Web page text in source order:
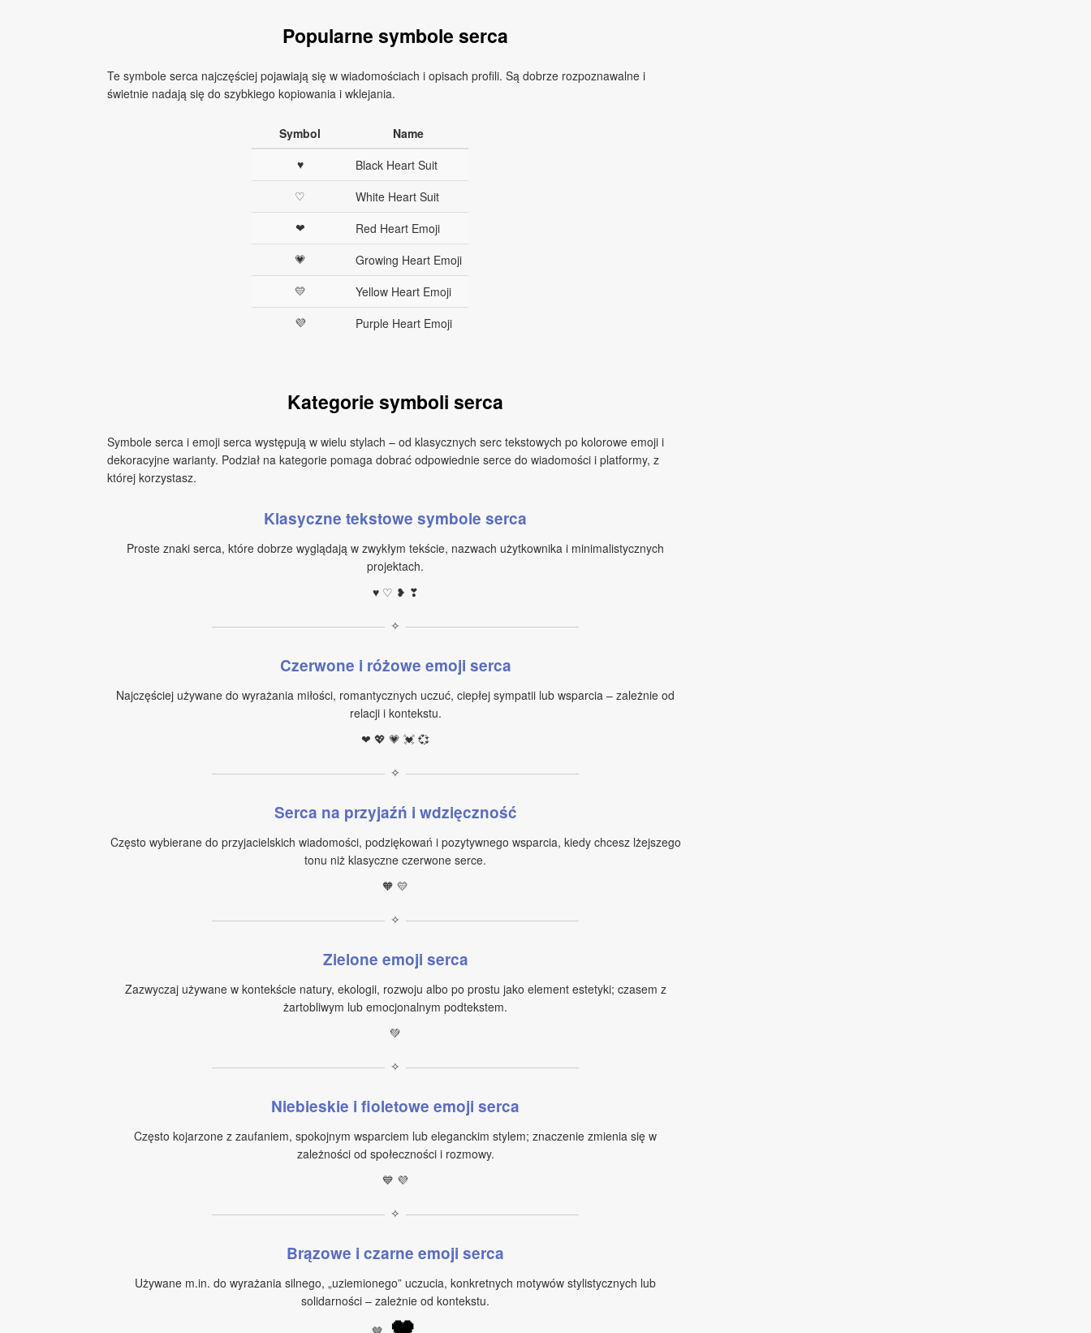
Popularne symbole serca
Te symbole serca najczęściej pojawiają się w wiadomościach i opisach profili. Są dobrze rozpoznawalne i
świetnie nadają się do szybkiego kopiowania i wklejania.
Symbol
Name
♥
Black Heart Suit
♡
White Heart Suit
❤
Red Heart Emoji
💗
Growing Heart Emoji
💛
Yellow Heart Emoji
💜
Purple Heart Emoji
Kategorie symboli serca
Symbole serca i emoji serca występują w wielu stylach – od klasycznych serc tekstowych po kolorowe emoji i
dekoracyjne warianty. Podział na kategorie pomaga dobrać odpowiednie serce do wiadomości i platformy, z
której korzystasz.
Klasyczne tekstowe symbole serca
Proste znaki serca, które dobrze wyglądają w zwykłym tekście, nazwach użytkownika i minimalistycznych
projektach.
♥ ♡ ❥ ❣
✧
Czerwone i różowe emoji serca
Najczęściej używane do wyrażania miłości, romantycznych uczuć, ciepłej sympatii lub wsparcia – zależnie od
relacji i kontekstu.
❤ 💖 💗 💓 💞
✧
Serca na przyjaźń i wdzięczność
Często wybierane do przyjacielskich wiadomości, podziękowań i pozytywnego wsparcia, kiedy chcesz lżejszego
tonu niż klasyczne czerwone serce.
🧡 💛
✧
Zielone emoji serca
Zazwyczaj używane w kontekście natury, ekologii, rozwoju albo po prostu jako element estetyki; czasem z
żartobliwym lub emocjonalnym podtekstem.
💚
✧
Niebieskie i fioletowe emoji serca
Często kojarzone z zaufaniem, spokojnym wsparciem lub eleganckim stylem; znaczenie zmienia się w
zależności od społeczności i rozmowy.
💙 💜
✧
Brązowe i czarne emoji serca
Używane m.in. do wyrażania silnego, „uziemionego” uczucia, konkretnych motywów stylistycznych lub
solidarności – zależnie od kontekstu.